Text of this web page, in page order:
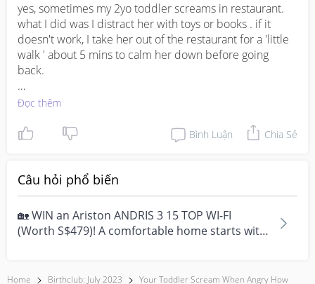
yes, sometimes my 2yo toddler screams in restaurant.
what I did was I distract her with toys or books . if it
doesn't work, I take her out of the restaurant for a 'little
walk ' about 5 mins to calm her down before going
back.
I try to make a deal by telling her I will reward her if she
Đọc thêm
Bình Luận Chia Sẻ
Câu hỏi phổ biến
🏡 WIN an Ariston ANDRIS 3 15 TOP WI-FI
(Worth S$479)! A comfortable home starts with
Home Birthclub: July 2023
Your Toddler Scream When Angry How